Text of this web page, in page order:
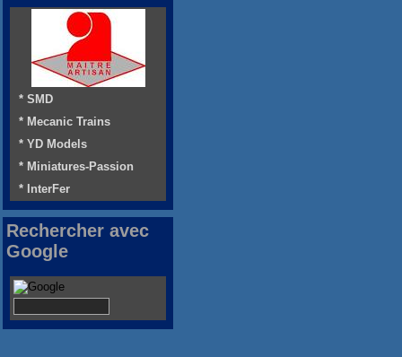
* SMD
* Mecanic Trains
* YD Models
* Miniatures-Passion
* InterFer
Rechercher avec
Google